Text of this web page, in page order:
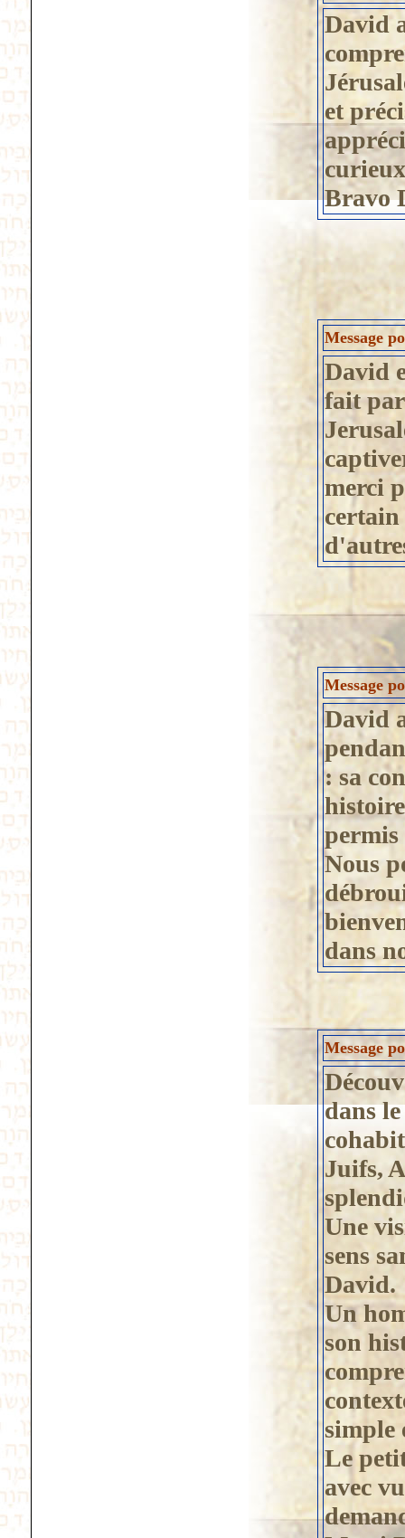
David
et
Bravo
Message
David
fait
merci
certain
Message
David
: sa
permis
Nous
dans
Message
dans
Juifs,
Une
sens
David.
Un
son
simple
Le
avec